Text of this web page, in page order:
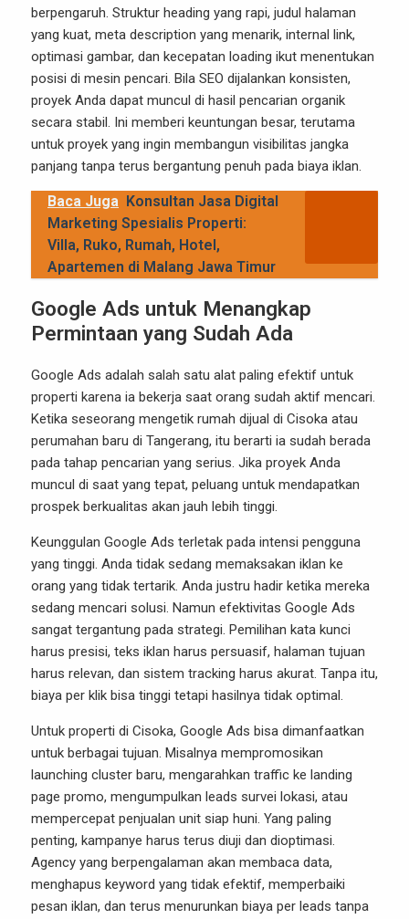
berpengaruh. Struktur heading yang rapi, judul halaman
yang kuat, meta description yang menarik, internal link,
optimasi gambar, dan kecepatan loading ikut menentukan
posisi di mesin pencari. Bila SEO dijalankan konsisten,
proyek Anda dapat muncul di hasil pencarian organik
secara stabil. Ini memberi keuntungan besar, terutama
untuk proyek yang ingin membangun visibilitas jangka
panjang tanpa terus bergantung penuh pada biaya iklan.
Baca Juga Konsultan Jasa Digital
Marketing Spesialis Properti:
Villa, Ruko, Rumah, Hotel,
Apartemen di Malang Jawa Timur
Google Ads untuk Menangkap
Permintaan yang Sudah Ada
Google Ads adalah salah satu alat paling efektif untuk
properti karena ia bekerja saat orang sudah aktif mencari.
Ketika seseorang mengetik rumah dijual di Cisoka atau
perumahan baru di Tangerang, itu berarti ia sudah berada
pada tahap pencarian yang serius. Jika proyek Anda
muncul di saat yang tepat, peluang untuk mendapatkan
prospek berkualitas akan jauh lebih tinggi.
Keunggulan Google Ads terletak pada intensi pengguna
yang tinggi. Anda tidak sedang memaksakan iklan ke
orang yang tidak tertarik. Anda justru hadir ketika mereka
sedang mencari solusi. Namun efektivitas Google Ads
sangat tergantung pada strategi. Pemilihan kata kunci
harus presisi, teks iklan harus persuasif, halaman tujuan
harus relevan, dan sistem tracking harus akurat. Tanpa itu,
biaya per klik bisa tinggi tetapi hasilnya tidak optimal.
Untuk properti di Cisoka, Google Ads bisa dimanfaatkan
untuk berbagai tujuan. Misalnya mempromosikan
launching cluster baru, mengarahkan traffic ke landing
page promo, mengumpulkan leads survei lokasi, atau
mempercepat penjualan unit siap huni. Yang paling
penting, kampanye harus terus diuji dan dioptimasi.
Agency yang berpengalaman akan membaca data,
menghapus keyword yang tidak efektif, memperbaiki
pesan iklan, dan terus menurunkan biaya per leads tanpa